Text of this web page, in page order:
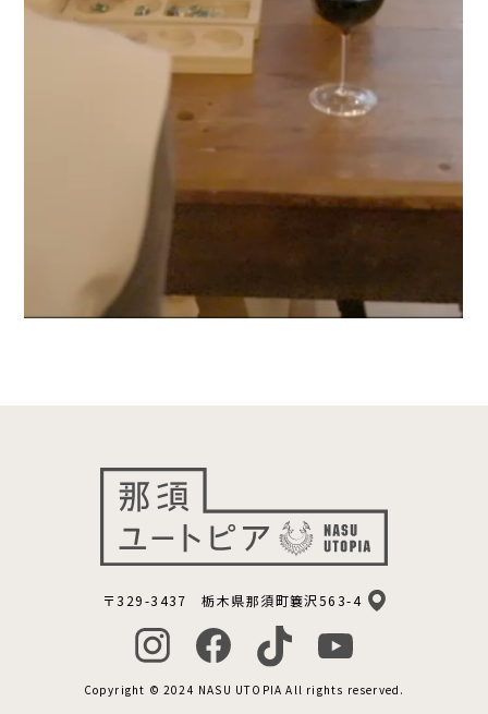
〒329-3437 栃木県那須町簔沢563-4
Copyright © 2024 NASU UTOPIA All rights reserved.